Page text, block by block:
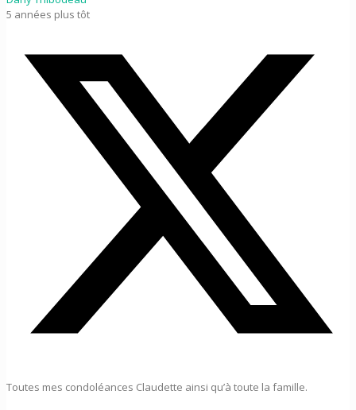
5 années plus tôt
Toutes mes condoléances Claudette ainsi qu’à toute la famille.